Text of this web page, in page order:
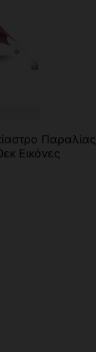
Παραλίας
Εικόνες